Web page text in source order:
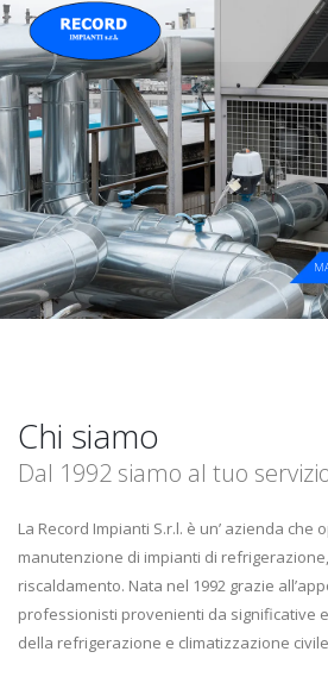
Chi siamo
Dal 1992 siamo al tuo
La Record Impianti S.r.l. è un’ azienda
manutenzione di impianti di
riscaldamento. Nata nel 1992 grazie
professionisti provenienti da significative
della refrigerazione e climatizzazione